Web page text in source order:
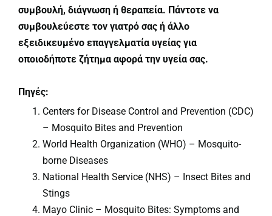
συμβουλή, διάγνωση ή θεραπεία. Πάντοτε να
συμβουλεύεστε τον γιατρό σας ή άλλο
εξειδικευμένο επαγγελματία υγείας για
οποιοδήποτε ζήτημα αφορά την υγεία σας.
Πηγές:
Centers for Disease Control and Prevention (CDC)
– Mosquito Bites and Prevention
World Health Organization (WHO) – Mosquito-
borne Diseases
National Health Service (NHS) – Insect Bites and
Stings
Mayo Clinic – Mosquito Bites: Symptoms and